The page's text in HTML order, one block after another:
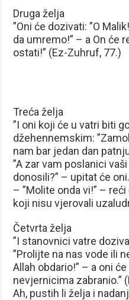
Druga želja
”Oni će dozivati: ”O
da umremo!” – a On će
ostati!” (Ez-Zuhruf, 77.)
Treća želja
”I oni koji će u vatri biti
džehennemskim:
nam bar jedan dan
”A zar vam poslanici
donosili?” – upitat će
– ”Molite onda vi!” –
koji nisu vjerovali
Četvrta želja
”I stanovnici vatre
”Prolijte na nas vode ili
Allah obdario!” – a oni
nevjernicima zabranio.”
Ah, pustih li želja i